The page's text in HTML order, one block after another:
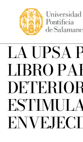
LA UPSA
LIBRO